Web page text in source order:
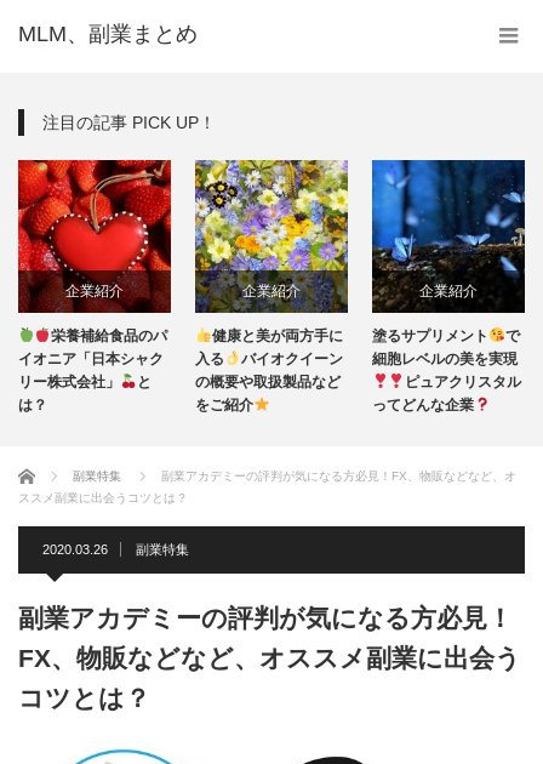
MLM、副業まとめ
注目の記事 PICK UP！
企業紹介
栄養補給食品のパ
イオニア「日本シャク
リー株式会社」
と
は？
企業紹介
健康と美が両方手に
入る
バイオクイーン
の概要や取扱製品など
をご紹介
企業紹介
塗るサプリメント
で
細胞レベルの美を実現
ピュアクリスタル
ってどんな企業
ホーム 副業特集
副業アカデミーの評判が気になる方必見！FX、物販などなど、オ
ススメ副業に出会うコツとは？
2020.03.26 副業特集
副業アカデミーの評判が気になる方必見！
FX、物販などなど、オススメ副業に出会う
コツとは？